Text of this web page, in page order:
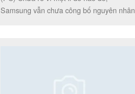
Samsung vẫn chưa công bố nguyên nhân